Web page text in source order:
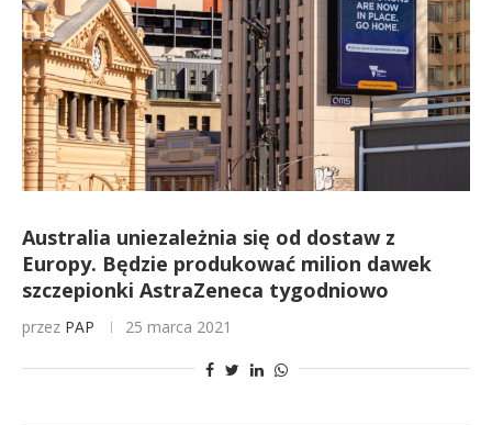
Australia uniezależnia się od dostaw z
Europy. Będzie produkować milion dawek
szczepionki AstraZeneca tygodniowo
przez PAP 25 marca 2021